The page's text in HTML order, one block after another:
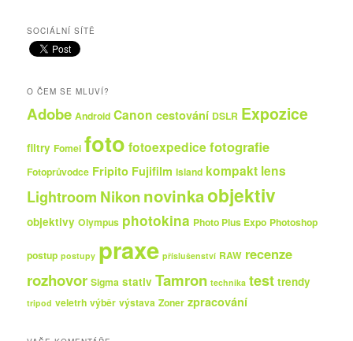
SOCIÁLNÍ SÍTĚ
O ČEM SE MLUVÍ?
Adobe Android Canon cestování DSLR Expozice
filtry Fomei foto fotoexpedice fotografie
Fotoprůvodce Fripito Fujifilm Island kompakt lens
Lightroom Nikonnovinkaobjektiv
objektivy Olympus photokina Photo Plus Expo Photoshop
postup postupy praxe příslušenství RAW recenze
rozhovor Sigma stativ Tamron technika test trendy
tripod veletrh výběr výstava Zoner zpracování